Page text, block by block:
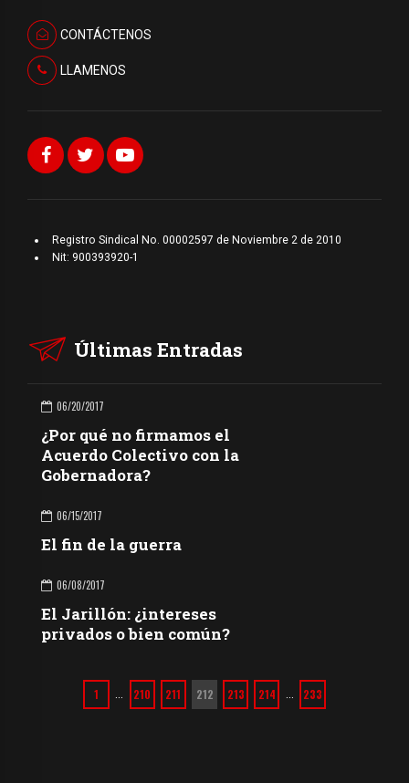
CONTÁCTENOS
LLAMENOS
Registro Sindical No. 00002597 de Noviembre 2 de 2010
Nit: 900393920-1
Últimas Entradas
06/20/2017
¿Por qué no firmamos el
Acuerdo Colectivo con la
Gobernadora?
06/15/2017
El fin de la guerra
06/08/2017
El Jarillón: ¿intereses
privados o bien común?
1 210 211 212 213 214 233